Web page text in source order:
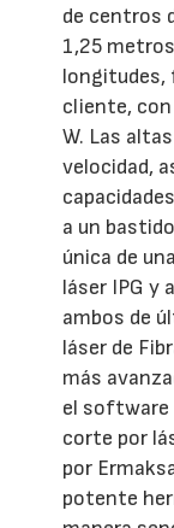
de centros
1,25
longitudes,
cliente,
W. Las
velocidad,
a un
única de
láser IPG y
ambos de
láser de
más
el software
corte por
por
potente